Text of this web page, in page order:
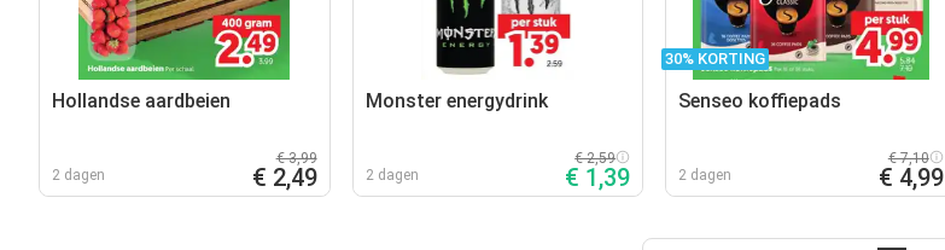
Hollandse aardbeien
2 dagen
€ 3,99
€ 2,49
Monster energydrink
2 dagen
€ 2,59
€ 1,39
30% KORTING
Senseo koffiepads
2 dagen
€ 7,10
€ 4,99